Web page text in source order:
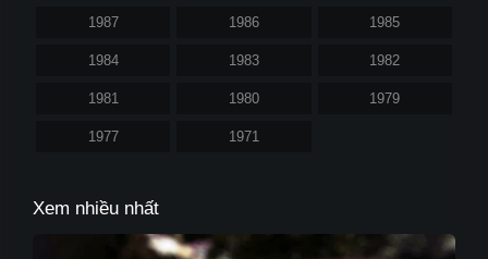
1987 1986 1985
1984 1983 1982
1981 1980 1979
1977 1971
Xem nhiều nhất